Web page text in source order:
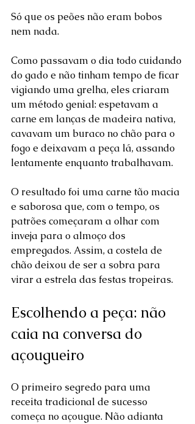
Só que os peões não eram bobos
nem nada.
Como passavam o dia todo cuidando
do gado e não tinham tempo de ficar
vigiando uma grelha, eles criaram
um método genial: espetavam a
carne em lanças de madeira nativa,
cavavam um buraco no chão para o
fogo e deixavam a peça lá, assando
lentamente enquanto trabalhavam.
O resultado foi uma carne tão macia
e saborosa que, com o tempo, os
patrões começaram a olhar com
inveja para o almoço dos
empregados. Assim, a costela de
chão deixou de ser a sobra para
virar a estrela das festas tropeiras.
Escolhendo a peça: não
caia na conversa do
açougueiro
O primeiro segredo para uma
receita tradicional de sucesso
começa no açougue. Não adianta